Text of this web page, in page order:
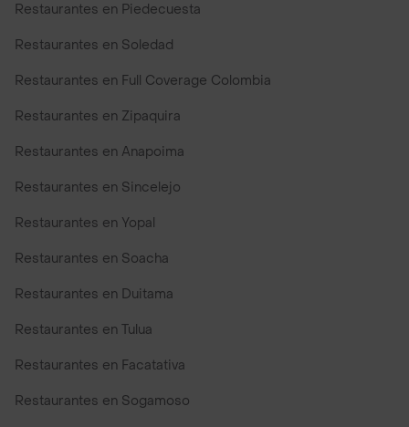
Restaurantes en Piedecuesta
Restaurantes en Soledad
Restaurantes en Full Coverage Colombia
Restaurantes en Zipaquira
Restaurantes en Anapoima
Restaurantes en Sincelejo
Restaurantes en Yopal
Restaurantes en Soacha
Restaurantes en Duitama
Restaurantes en Tulua
Restaurantes en Facatativa
Restaurantes en Sogamoso